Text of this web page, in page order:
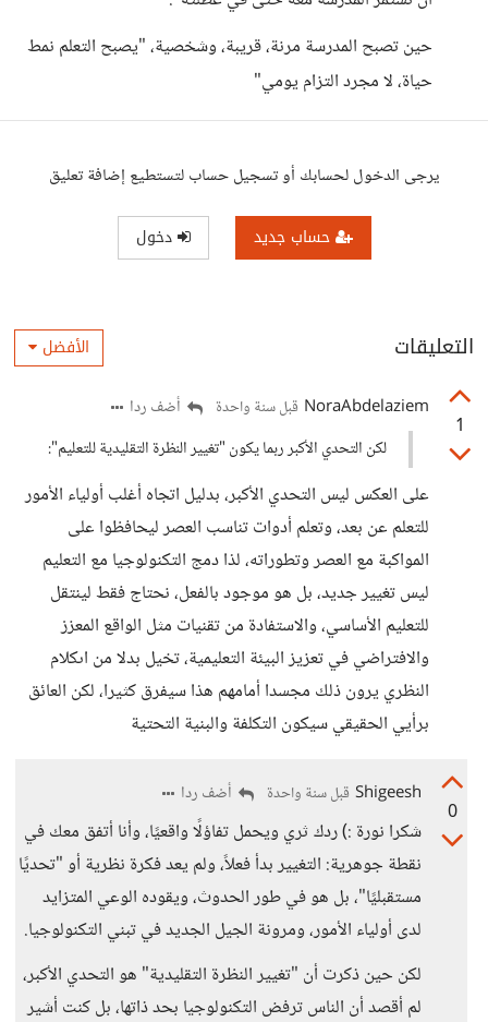
حين تصبح المدرسة مرنة، قريبة، وشخصية، "يصبح التعلم نمط
حياة، لا مجرد التزام يومي"
يرجى الدخول لحسابك أو تسجيل حساب لتستطيع إضافة تعليق
حساب جديد دخول
التعليقات الأفضل
1
NoraAbdelaziem قبل سنة واحدة
أضف ردا
لكن التحدي الأكبر ربما يكون "تغيير النظرة التقليدية للتعليم":
على العكس ليس التحدي الأكبر، بدليل اتجاه أغلب أولياء الأمور
للتعلم عن بعد، وتعلم أدوات تناسب العصر ليحافظوا على
المواكبة مع العصر وتطوراته، لذا دمج التكنولوجيا مع التعليم
ليس تغيير جديد، بل هو موجود بالفعل، نحتاج فقط لينتقل
للتعليم الأساسي، والاستفادة من تقنيات مثل الواقع المعزز
والافتراضي في تعزيز البيئة التعليمية، تخيل بدلا من اىكلام
النظري يرون ذلك مجسدا أمامهم هذا سيفرق كثيرا، لكن العائق
برأيي الحقيقي سيكون التكلفة والبنية التحتية
0
Shigeesh قبل سنة واحدة أضف ردا
شكرا نورة :) ردك ثري ويحمل تفاؤلًا واقعيًا، وأنا أتفق معك في
نقطة جوهرية: التغيير بدأ فعلاً، ولم يعد فكرة نظرية أو "تحديًا
مستقبليًا"، بل هو في طور الحدوث، ويقوده الوعي المتزايد
لدى أولياء الأمور، ومرونة الجيل الجديد في تبني التكنولوجيا.
لكن حين ذكرت أن "تغيير النظرة التقليدية" هو التحدي الأكبر،
لم أقصد أن الناس ترفض التكنولوجيا بحد ذاتها، بل كنت أشير